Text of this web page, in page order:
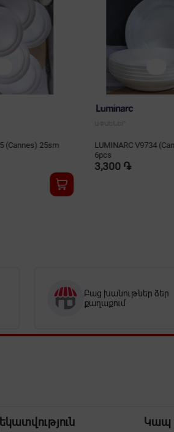
V9734 (Cannes) 20sm
LUMINARC
3,500 ֏
Բաց խանութներ ձեր
քաղաքում
Կապ